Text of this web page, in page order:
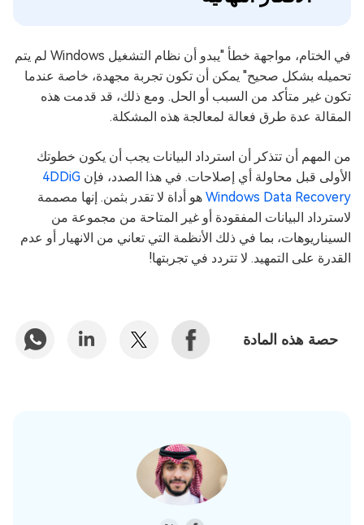
في الختام، مواجهة خطأ "يبدو أن نظام التشغيل Windows لم يتم
تحميله بشكل صحيح" يمكن أن تكون تجربة مجهدة، خاصة عندما
تكون غير متأكد من السبب أو الحل. ومع ذلك، قد قدمت هذه
المقالة عدة طرق فعالة لمعالجة هذه المشكلة.
من المهم أن تتذكر أن استرداد البيانات يجب أن يكون خطوتك
الأولى قبل محاولة أي إصلاحات. في هذا الصدد، فإن 4DDiG
Windows Data Recovery هو أداة لا تقدر بثمن. إنها مصممة
لاسترداد البيانات المفقودة أو غير المتاحة من مجموعة من
السيناريوهات، بما في ذلك الأنظمة التي تعاني من الانهيار أو عدم
القدرة على التمهيد. لا تتردد في تجربتها!
حصة هذه المادة